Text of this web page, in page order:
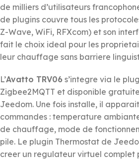
de milliers d’utilisateurs
de plugins couvre tous les
Z-Wave, WiFi, RFXcom) et son
fait le choix ideal pour les
leur chauffage sans barriere
L’Avatto TRV06 s’integre via le
Zigbee2MQTT et disponible
Jeedom. Une fois installe, il
commandes : temperature
de chauffage, mode de
pile. Le plugin Thermostat de
creer un regulateur virtuel complet